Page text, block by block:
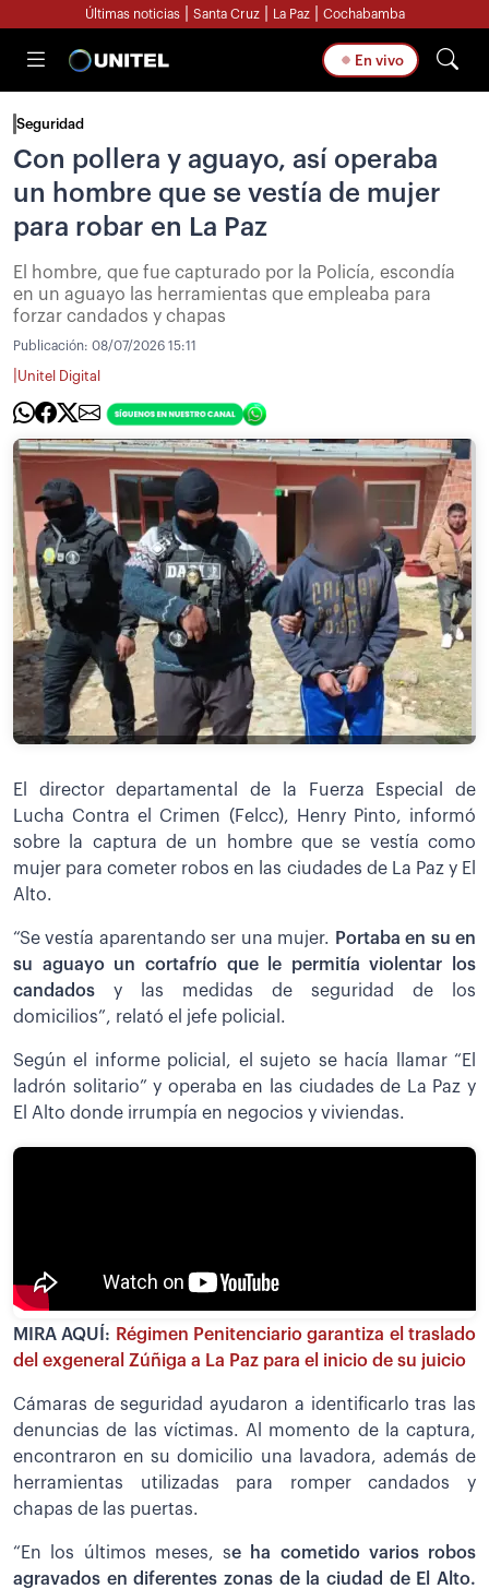
Últimas noticias Santa Cruz La Paz Cochabamba
En vivo
Seguridad
Con pollera y aguayo, así operaba
un hombre que se vestía de mujer
para robar en La Paz
El hombre, que fue capturado por la Policía, escondía
en un aguayo las herramientas que empleaba para
forzar candados y chapas
Publicación: 08/07/2026 15:11
Unitel Digital
El director departamental de la Fuerza Especial de
Lucha Contra el Crimen (Felcc), Henry Pinto, informó
sobre la captura de un hombre que se vestía como
mujer para cometer robos en las ciudades de La Paz y El
Alto.
“Se vestía aparentando ser una mujer.
Portaba en su en
su aguayo un cortafrío que le permitía violentar los
candados y las medidas de seguridad de los
domicilios”, relató el jefe policial.
Según el informe policial, el sujeto se hacía llamar “El
ladrón solitario” y operaba en las ciudades de La Paz y
El Alto donde irrumpía en negocios y viviendas.
MIRA AQUÍ: Régimen Penitenciario garantiza el traslado
del exgeneral Zúñiga a La Paz para el inicio de su juicio
Cámaras de seguridad ayudaron a identificarlo tras las
denuncias de las víctimas. Al momento de la captura,
encontraron en su domicilio una lavadora, además de
herramientas utilizadas para romper candados y
chapas de las puertas.
“En los últimos meses, se ha cometido varios robos
agravados en diferentes zonas de la ciudad de El Alto.